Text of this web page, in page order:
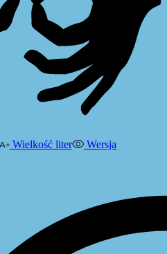
Wielkość liter
Wersja